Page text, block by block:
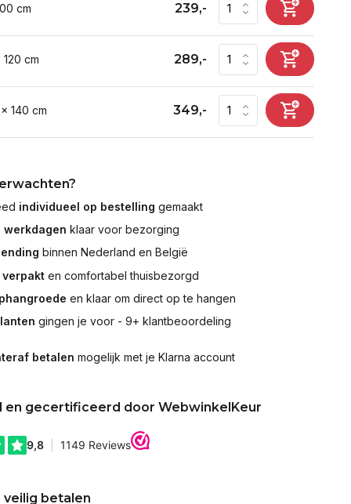
cm 239,-
cm 289,-
140 cm 349,-
individueel op bestelling gemaakt
werkdagen klaar voor bezorging
binnen Nederland en België
en comfortabel thuisbezorgd
en klaar om direct op te hangen
gingen je voor - 9+ klantbeoordeling
betalen mogelijk met je Klarna account
en gecertificeerd door WebwinkelKeur
veilig betalen